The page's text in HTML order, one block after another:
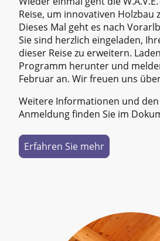
Reise, um innovativen Holzbau
Dieses Mal geht es nach
Sie sind herzlich eingeladen,
dieser Reise zu erweitern.
Programm herunter und
Februar an. Wir freuen uns
Weitere Informationen und
Anmeldung finden Sie im
Erfahren Sie mehr